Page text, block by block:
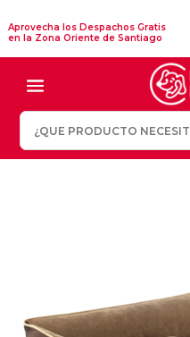
Aprovecha los Despachos Gratis
en la Zona Oriente de Santiago